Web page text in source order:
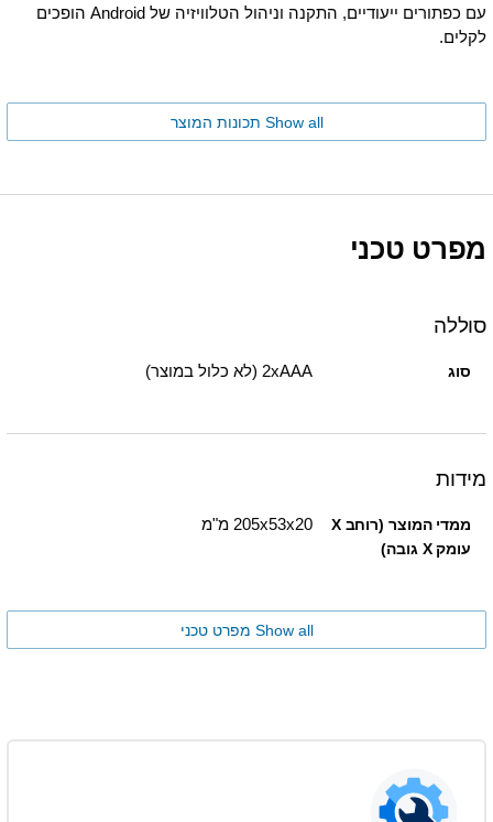
עם כפתורים ייעודיים, התקנה וניהול הטלוויזיה של Android הופכים
לקלים.
Show all תכונות המוצר
מפרט טכני
סוללה
סוג 2xAAA (לא כלול במוצר)
מידות
ממדי המוצר (רוחב X
עומק X גובה)
205x53x20 מ"מ
Show all מפרט טכני